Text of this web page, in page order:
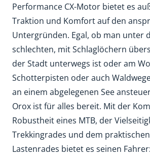
Performance CX-Motor bietet es
Traktion und Komfort auf den
Untergründen. Egal, ob man unter
schlechten, mit Schlaglöchern
der Stadt unterwegs ist oder am
Schotterpisten oder auch
an einem abgelegenen See
Orox ist für alles bereit. Mit der
Robustheit eines MTB, der
Trekkingrades und dem
Lastenrades bietet es seinen